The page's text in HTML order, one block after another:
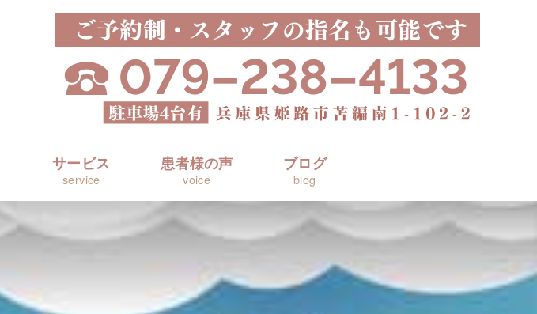
サービス
service
患者様の声
voice
ブログ
blog